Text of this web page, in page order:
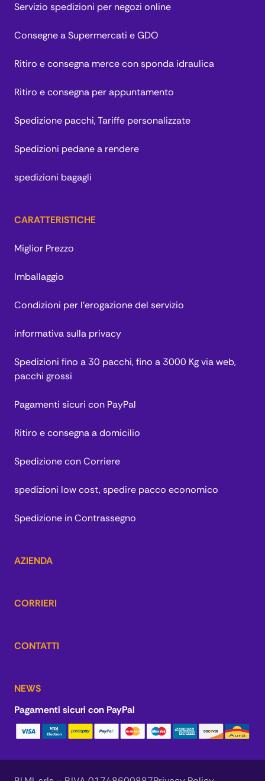
Servizio spedizioni per negozi online
Consegne a Supermercati e GDO
Ritiro e consegna merce con sponda idraulica
Ritiro e consegna per appuntamento
Spedizione pacchi, Tariffe personalizzate
Spedizioni pedane a rendere
spedizioni bagagli
CARATTERISTICHE
Miglior Prezzo
Imballaggio
Condizioni per l’erogazione del servizio
informativa sulla privacy
Spedizioni fino a 30 pacchi, fino a 3000 Kg via web,
pacchi grossi
Pagamenti sicuri con PayPal
Ritiro e consegna a domicilio
Spedizione con Corriere
spedizioni low cost, spedire pacco economico
Spedizione in Contrassegno
AZIENDA
CORRIERI
CONTATTI
NEWS
Pagamenti sicuri con PayPal